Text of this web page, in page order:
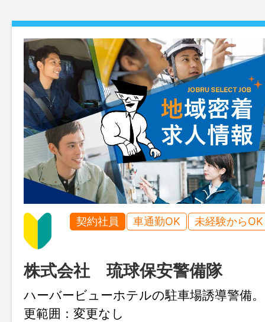
契約社員 車通勤OK 未経験からOK
株式会社 琉球保安警備隊
ハーバービューホテルの駐車場
更範囲：変更なし